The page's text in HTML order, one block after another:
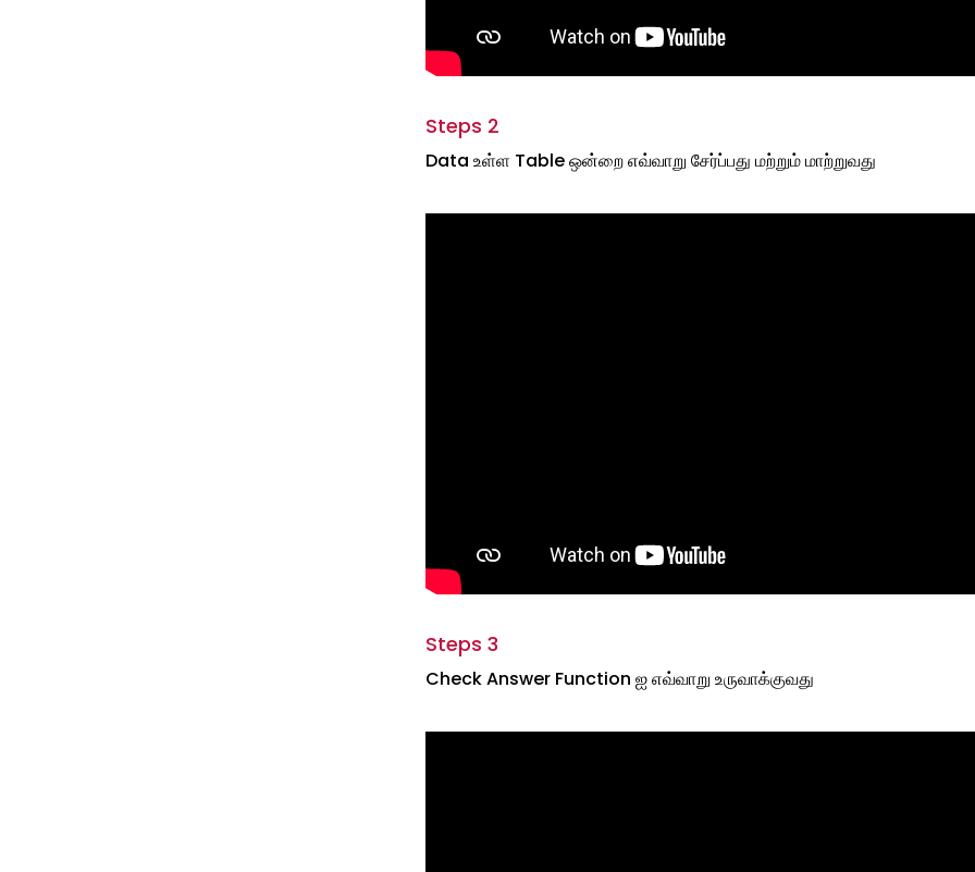
Steps 2
Data உள்ள Table ஒன்றை எவ்வாறு சேர்ப்பது மற்றும் மாற்றுவது
Steps 3
Check Answer Function ஐ எவ்வாறு உருவாக்குவது